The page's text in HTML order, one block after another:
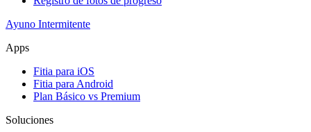
Ayuno Intermitente
Apps
Fitia para iOS
Fitia para Android
Plan Básico vs Premium
Soluciones